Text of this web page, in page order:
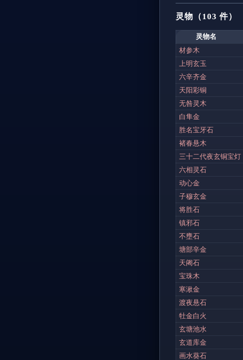
灵物（103 件）
灵物名
材参木
上明玄玉
六辛齐金
天阳彩铜
无咎灵木
白隼金
胜名宝牙石
褚春悬木
三十二代夜玄铜宝灯
六相灵石
动心金
子穆玄金
将胜石
镇邪石
不壅石
塘部辛金
天阇石
宝珠木
寒湫金
渡夜悬石
牡金白火
玄塘池水
玄道库金
画水葵石